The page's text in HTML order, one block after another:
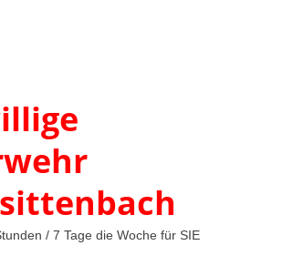
/ 7 Tage die Woche für SIE